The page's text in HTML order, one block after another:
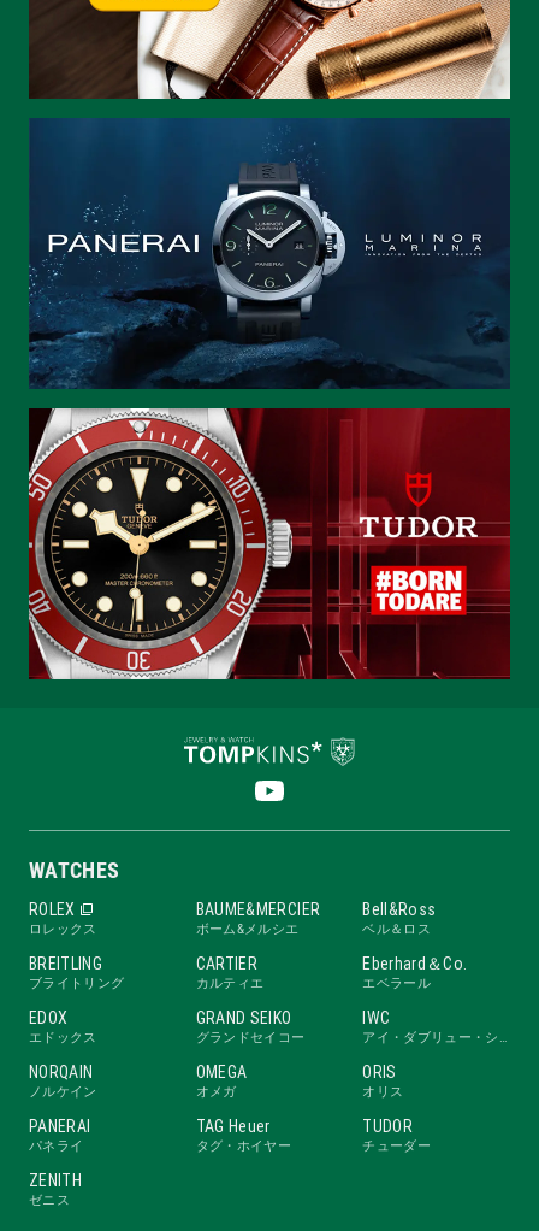
WATCHES
ROLEX
ロレックス
BAUME&MERCIER
ボーム&メルシエ
Bell&Ross
ベル＆ロス
BREITLING
ブライトリング
CARTIER
カルティエ
Eberhard＆Co.
エベラール
EDOX
エドックス
GRAND SEIKO
グランドセイコー
IWC
NORQAIN
ノルケイン
OMEGA
オメガ
ORIS
オリス
PANERAI
パネライ
TAG Heuer
タグ・ホイヤー
TUDOR
チューダー
ZENITH
ゼニス